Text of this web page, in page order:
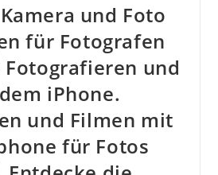
und Foto
für Fotografen
und
iPhone.
und Filmen mit
für Fotos